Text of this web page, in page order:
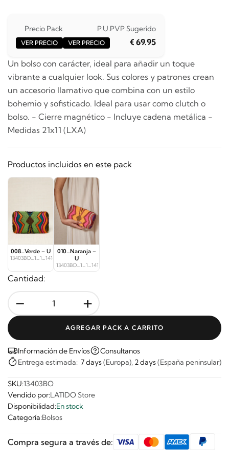
Precio Pack
VER PRECIO
P.U.
VER PRECIO
PVP Sugerido
€ 69.95
Un bolso con carácter, ideal para añadir un toque
vibrante a cualquier look. Sus colores y patrones crean
un accesorio llamativo que combina con un estilo
bohemio y sofisticado. Ideal para usar como clutch o
bolso. - Cierre magnético - Incluye cadena metálica -
Medidas 21x11 (LXA)
Productos incluidos en este pack
008_Verde – U
13403BO_1_1_14168
010_Naranja –
U
13403BO_1_1_14177
Cantidad:
- +
AGREGAR PACK A CARRITO
Información de Envíos
Consultanos
Entrega estimada: 7 days(Europa), 2 days(España peninsular)
SKU:13403BO
Vendido por:LATIDO Store
Disponibilidad:En stock
Categoría:Bolsos
Compra segura a través de: